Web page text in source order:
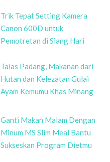
Trik Tepat Setting Kamera
Canon 600D untuk
Pemotretan di Siang Hari
Talas Padang, Makanan dari
Hutan dan Kelezatan Gulai
Ayam Kemumu Khas Minang
Ganti Makan Malam Dengan
Minum MS Slim Meal Bantu
Sukseskan Program Dietmu